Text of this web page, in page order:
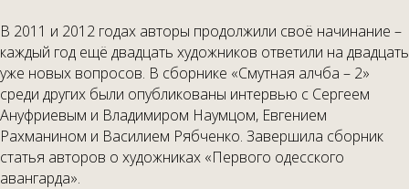
В 2011 и 2012 годах авторы продолжили своё начинание –
каждый год ещё двадцать художников ответили на двадцать
уже новых вопросов. В сборнике «Смутная алчба – 2»
среди других были опубликованы интервью с Сергеем
Ануфриевым и Владимиром Наумцом, Евгением
Рахманином и Василием Рябченко. Завершила сборник
статья авторов о художниках «Первого одесского
авангарда».